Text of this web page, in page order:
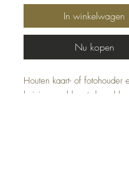
In winkelwagen
Nu kopen
Houten kaart- of fotohouder
buisje gevuld met